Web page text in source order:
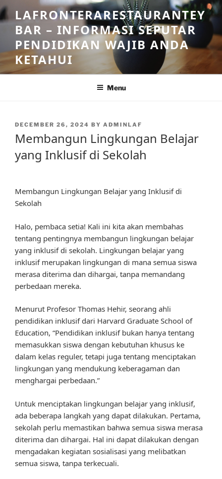
Skip
to
content
LAFRONTERARESTAURANTEY
BAR – INFORMASI SEPUTAR
PENDIDIKAN WAJIB ANDA
KETAHUI
Menu
POSTED
DECEMBER 26, 2024 BY ADMINLAF
Membangun Lingkungan Belajar
yang Inklusif di Sekolah
Membangun Lingkungan Belajar yang Inklusif di
Sekolah
Halo, pembaca setia! Kali ini kita akan membahas
tentang pentingnya membangun lingkungan belajar
yang inklusif di sekolah. Lingkungan belajar yang
inklusif merupakan lingkungan di mana semua siswa
merasa diterima dan dihargai, tanpa memandang
perbedaan mereka.
Menurut Profesor Thomas Hehir, seorang ahli
pendidikan inklusif dari Harvard Graduate School of
Education, “Pendidikan inklusif bukan hanya tentang
memasukkan siswa dengan kebutuhan khusus ke
dalam kelas reguler, tetapi juga tentang menciptakan
lingkungan yang mendukung keberagaman dan
menghargai perbedaan.”
Untuk menciptakan lingkungan belajar yang inklusif,
ada beberapa langkah yang dapat dilakukan. Pertama,
sekolah perlu memastikan bahwa semua siswa merasa
diterima dan dihargai. Hal ini dapat dilakukan dengan
mengadakan kegiatan sosialisasi yang melibatkan
semua siswa, tanpa terkecuali.